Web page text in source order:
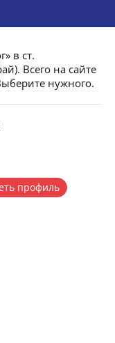
в ст.
Всего на сайте
нужного.
профиль